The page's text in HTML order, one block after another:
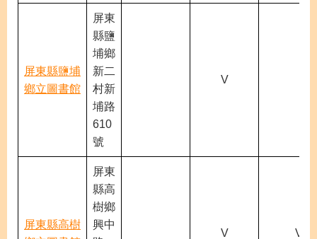
屏東縣鹽埔
鄉立圖書館
屏東
縣鹽
埔鄉
新二
村新
埔路
610
號
V
屏東縣高樹
屏東
縣高
樹鄉
興中
V V